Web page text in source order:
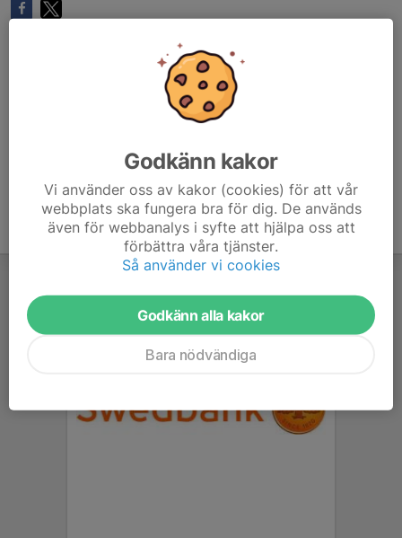
Godkänn kakor
Vi använder oss av kakor (cookies) för att vår
webbplats ska fungera bra för dig. De används
även för webbanalys i syfte att hjälpa oss att
förbättra våra tjänster.
Så använder vi cookies
Godkänn alla kakor
Bara nödvändiga